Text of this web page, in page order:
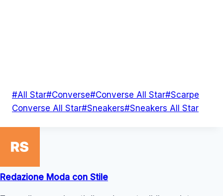
Tag
articolo:
#All Star#Converse#Converse All Star#Scarpe
Converse All Star#Sneakers#Sneakers All Star
Redazione Moda con Stile